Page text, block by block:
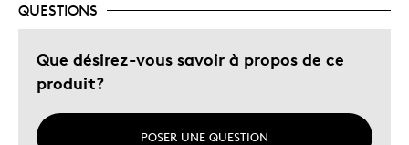
Cadeau pour enfant
Décrivez-vous Guidé par la qualité
QUESTIONS
Que désirez-vous savoir à propos de ce
produit?
POSER UNE QUESTION